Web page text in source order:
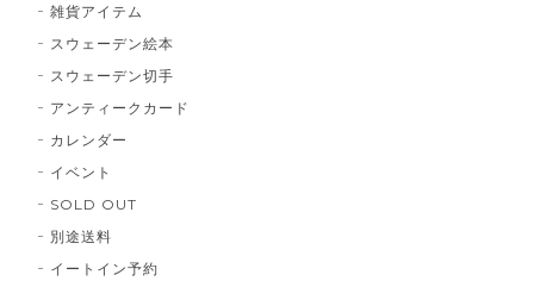
雑貨アイテム
スウェーデン絵本
スウェーデン切手
アンティークカード
カレンダー
イベント
SOLD OUT
別途送料
イートイン予約